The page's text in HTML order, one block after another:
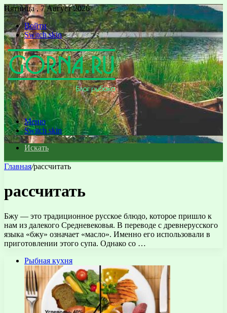
Пятница , 7 Август 2026
Войти
Switch skin
Меню
Switch skin
Искать
Главная/рассчитать
рассчитать
Бжу — это традиционное русское блюдо, которое пришло к
нам из далекого Средневековья. В переводе с древнерусского
языка «бжу» означает «масло». Именно его использовали в
приготовлении этого супа. Однако со …
Рыбная кухня